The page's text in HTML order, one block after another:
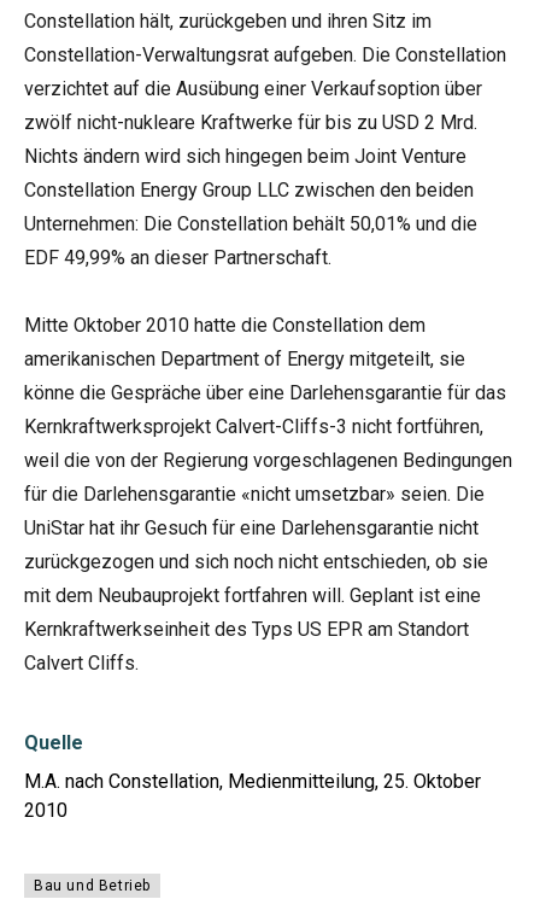
Constellation hält, zurückgeben und ihren Sitz im
Constellation-Verwaltungsrat aufgeben. Die Constellation
verzichtet auf die Ausübung einer Verkaufsoption über
zwölf nicht-nukleare Kraftwerke für bis zu USD 2 Mrd.
Nichts ändern wird sich hingegen beim Joint Venture
Constellation Energy Group LLC zwischen den beiden
Unternehmen: Die Constellation behält 50,01% und die
EDF 49,99% an dieser Partnerschaft.
Mitte Oktober 2010 hatte die Constellation dem
amerikanischen Department of Energy mitgeteilt, sie
könne die Gespräche über eine Darlehensgarantie für das
Kernkraftwerksprojekt Calvert-Cliffs-3 nicht fortführen,
weil die von der Regierung vorgeschlagenen Bedingungen
für die Darlehensgarantie «nicht umsetzbar» seien. Die
UniStar hat ihr Gesuch für eine Darlehensgarantie nicht
zurückgezogen und sich noch nicht entschieden, ob sie
mit dem Neubauprojekt fortfahren will. Geplant ist eine
Kernkraftwerkseinheit des Typs US EPR am Standort
Calvert Cliffs.
Quelle
M.A. nach Constellation, Medienmitteilung, 25. Oktober
2010
Bau und Betrieb